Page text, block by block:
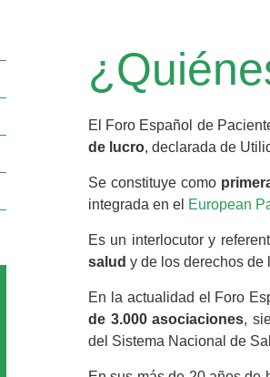
El Foro Español de
de lucro, declarada de
Se constituye como
integrada en el European
Es un interlocutor y
salud y de los derechos de
En la actualidad el Foro
de 3.000 asociaciones,
del Sistema Nacional de